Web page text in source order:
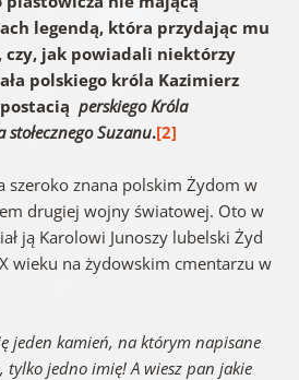
legendą, która przydając mu
czy, jak powiadali niektórzy
polskiego króla Kazimierz
perskiego Króla
stołecznego Suzanu.[2]
szeroko znana polskim Żydom w
drugiej wojny światowej. Oto w
ją Karolowi Junoszy lubelski Żyd
wieku na żydowskim cmentarzu w
jeden kamień, na którym napisane
tylko jedno imię! A wiesz pan jakie